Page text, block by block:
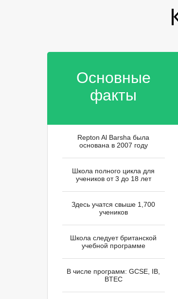
Основные
факты
Repton Al Barsha была
основана в 2007 году
Школа полного цикла для
учеников от 3 до 18 лет
Здесь учатся свыше 1,700
учеников
Школа следует британской
учебной программе
В числе программ: GCSE, IB,
BTEC